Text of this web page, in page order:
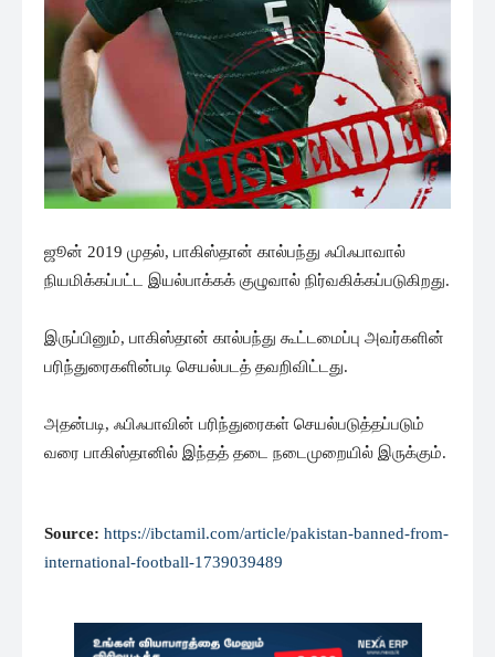
ஜூன் 2019 முதல், பாகிஸ்தான் கால்பந்து ஃபிஃபாவால்
நியமிக்கப்பட்ட இயல்பாக்கக் குழுவால் நிர்வகிக்கப்படுகிறது.
இருப்பினும், பாகிஸ்தான் கால்பந்து கூட்டமைப்பு அவர்களின்
பரிந்துரைகளின்படி செயல்படத் தவறிவிட்டது.
அதன்படி, ஃபிஃபாவின் பரிந்துரைகள் செயல்படுத்தப்படும்
வரை பாகிஸ்தானில் இந்தத் தடை நடைமுறையில் இருக்கும்.
Source: https://ibctamil.com/article/pakistan-banned-from-
international-football-1739039489